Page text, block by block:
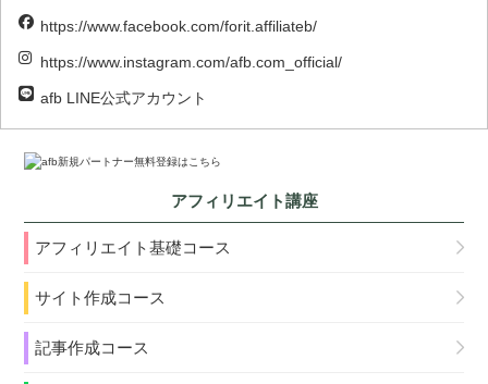
https://www.facebook.com/forit.affiliateb/
https://www.instagram.com/afb.com_official/
afb LINE公式アカウント
アフィリエイト講座
アフィリエイト基礎コース
サイト作成コース
記事作成コース